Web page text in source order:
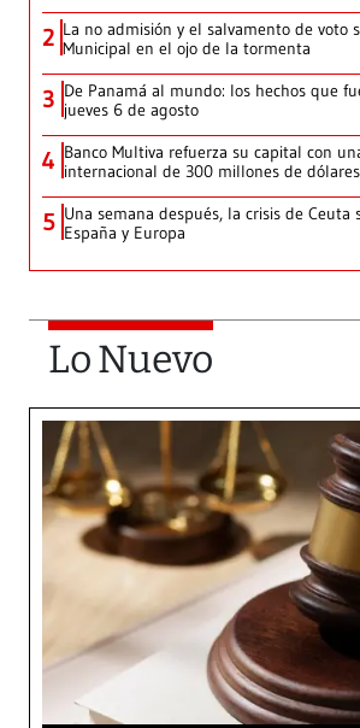
2 La no admisión y el salvamento de voto
Municipal en el ojo de la tormenta
3 De Panamá al mundo: los hechos que
jueves 6 de agosto
4 Banco Multiva refuerza su capital con
internacional de 300 millones de dólares
5 Una semana después, la crisis de Ceuta
España y Europa
Lo Nuevo